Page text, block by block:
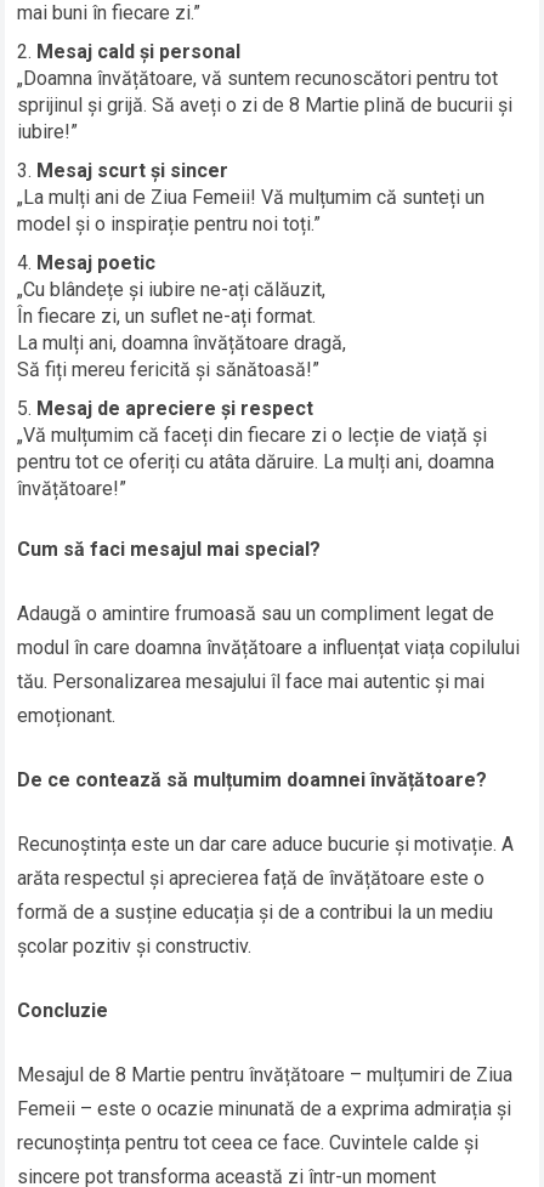
mai buni în fiecare zi.”
Mesaj cald și personal
„Doamna învățătoare, vă suntem recunoscători pentru tot
sprijinul și grijă. Să aveți o zi de 8 Martie plină de bucurii și
iubire!”
Mesaj scurt și sincer
„La mulți ani de Ziua Femeii! Vă mulțumim că sunteți un
model și o inspirație pentru noi toți.”
Mesaj poetic
„Cu blândețe și iubire ne-ați călăuzit,
În fiecare zi, un suflet ne-ați format.
La mulți ani, doamna învățătoare dragă,
Să fiți mereu fericită și sănătoasă!”
Mesaj de apreciere și respect
„Vă mulțumim că faceți din fiecare zi o lecție de viață și
pentru tot ce oferiți cu atâta dăruire. La mulți ani, doamna
învățătoare!”
Cum să faci mesajul mai special?
Adaugă o amintire frumoasă sau un compliment legat de
modul în care doamna învățătoare a influențat viața copilului
tău. Personalizarea mesajului îl face mai autentic și mai
emoționant.
De ce contează să mulțumim doamnei învățătoare?
Recunoștința este un dar care aduce bucurie și motivație. A
arăta respectul și aprecierea față de învățătoare este o
formă de a susține educația și de a contribui la un mediu
școlar pozitiv și constructiv.
Concluzie
Mesajul de 8 Martie pentru învățătoare – mulțumiri de Ziua
Femeii – este o ocazie minunată de a exprima admirația și
recunoștința pentru tot ceea ce face. Cuvintele calde și
sincere pot transforma această zi într-un moment